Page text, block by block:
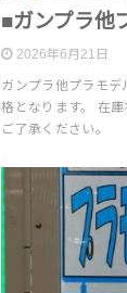
■ガンプラ他
2026年6月21日
ガンプラ他プラモ
格となります。 在
ご了承ください。